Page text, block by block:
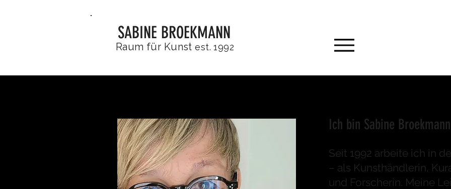
SABINE BROEKMANN
Raum für Kunst est. 1992
Ich bin Sabine
Seit 1992 arbeite ich in
– als Kunsthändlerin,
und Forscherin. Meine